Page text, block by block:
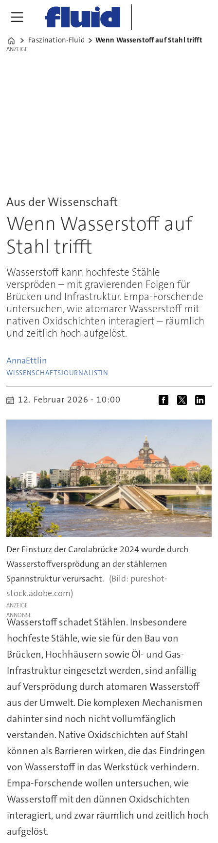
Home
Faszination-Fluid Wenn Wasserstoff auf Stahl trifft
ANZEIGE
ANZEIGE
Aus der Wissenschaft
Wenn Wasserstoff auf
Stahl trifft
Wasserstoff kann hochfeste Stähle
verspröden – mit gravierenden Folgen für
Brücken und Infrastruktur. Empa-Forschende
untersuchen, wie atomarer Wasserstoff mit
nativen Oxidschichten interagiert – räumlich
und zeitlich hoch aufgelöst.
AnnaEttlin
WISSENSCHAFTSJOURNALISTIN
12. Februar 2026 - 10:00
Der Einsturz der Carolabrücke 2024 wurde durch
Wasserstoffversprödung an der stählernen
Spannstruktur verursacht.
pureshot-
stock.adobe.com)
ANZEIGE
Wasserstoff schadet Stählen. Insbesondere
hochfeste Stähle, wie sie für den Bau von
Brücken, Hochhäusern sowie Öl- und Gas-
Infrastruktur eingesetzt werden, sind anfällig
auf Versprödung durch atomaren Wasserstoff
aus der Umwelt. Die komplexen Mechanismen
dahinter sind noch nicht vollumfänglich
verstanden. Native Oxidschichten auf Stahl
können als Barrieren wirken, die das Eindringen
von Wasserstoff in das Werkstück verhindern.
Empa-Forschende wollen untersuchen, wie
Wasserstoff mit den dünnen Oxidschichten
interagiert, und zwar räumlich und zeitlich hoch
aufgelöst.